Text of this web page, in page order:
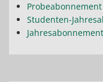
Studenten-